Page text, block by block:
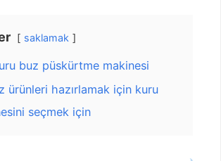
saklamak
buz püskürtme makinesi
ürünleri hazırlamak için kuru
seçmek için